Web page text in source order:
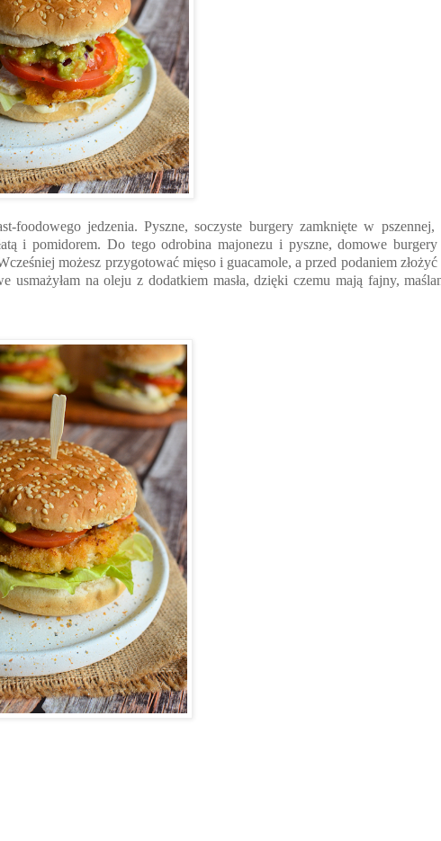
jedzenia. Pyszne, soczyste burgery zamknięte w pszennej,
i pomidorem. Do tego odrobina majonezu i pyszne, domowe
możesz przygotować mięso i guacamole, a przed podaniem złożyć
na oleju z dodatkiem masła, dzięki czemu mają fajny,